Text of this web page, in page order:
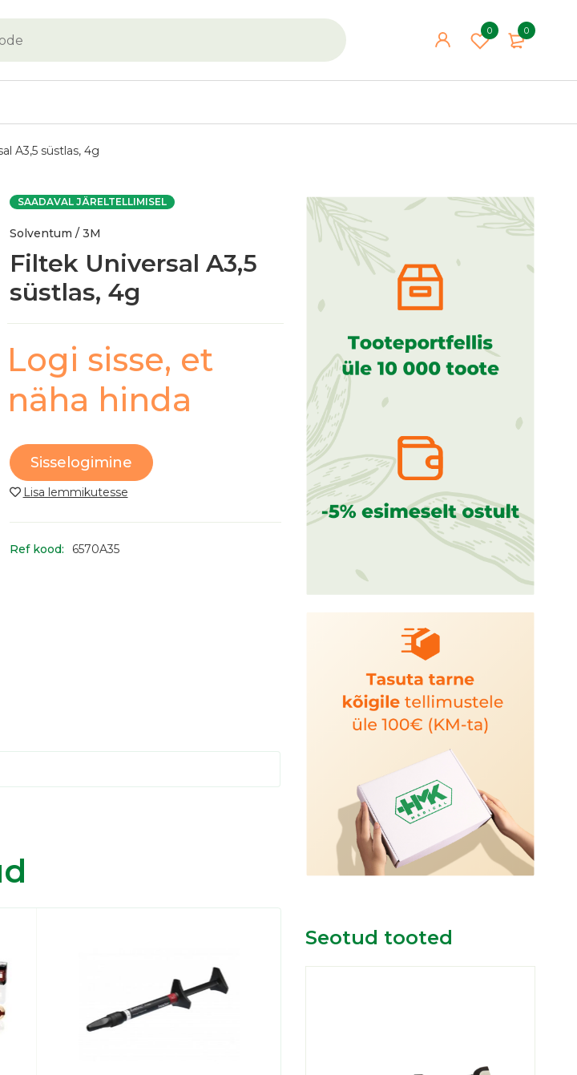
0
0
A3,5 süstlas, 4g
SAADAVAL JÄRELTELLIMISEL
Solventum / 3M
Filtek Universal A3,5
süstlas, 4g
Logi sisse, et
näha hinda
Sisselogimine
Ref kood: 6570A35
Seotud tooted